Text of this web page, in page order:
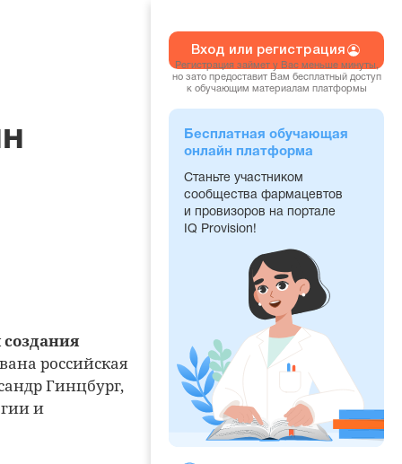
российская
Гинцбург,
и
Вход или регистрация
Регистрация займет у Вас меньше минуты,
но зато предоставит Вам бесплатный доступ
к обучающим материалам платформы
Бесплатная обучающая
онлайн платформа
Станьте участником
сообщества фармацевтов
и провизоров на портале
IQ Provision!